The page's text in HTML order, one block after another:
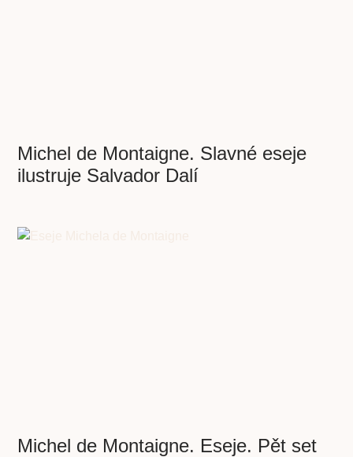
Michel de Montaigne. Slavné eseje
ilustruje Salvador Dalí
Michel de Montaigne. Eseje. Pět set